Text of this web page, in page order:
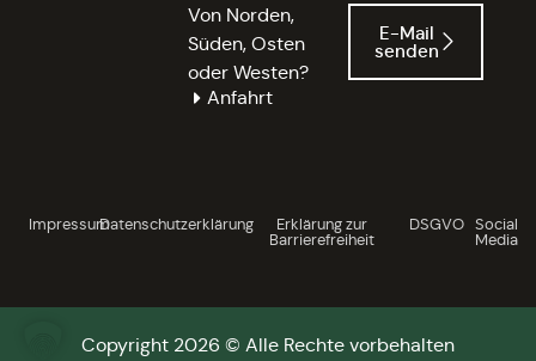
Von Norden,
Süden, Osten
oder Westen?
Anfahrt
E-Mail
senden
ImpressumDatenschutzerklärung Erklärung zur
Barrierefreiheit
DSGVO Social
Media
Copyright 2026 © Alle Rechte vorbehalten